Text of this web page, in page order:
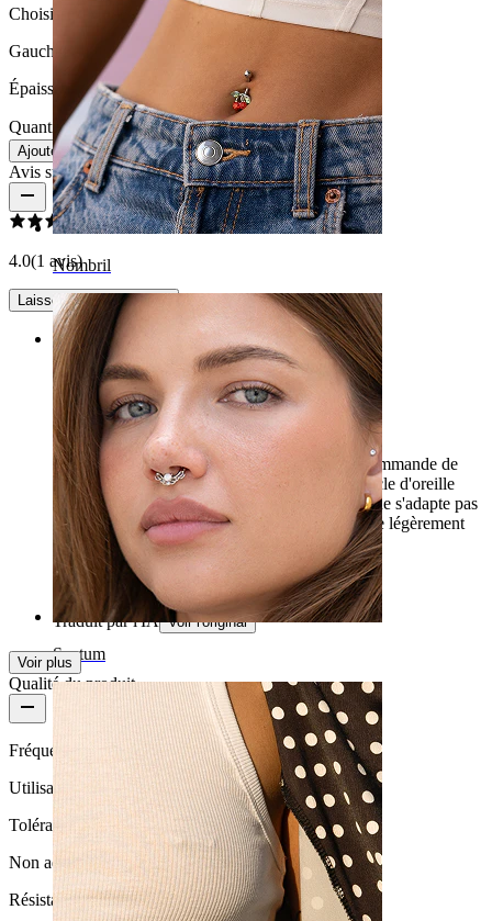
Nombril
Septum
Choisissez Modèle
Gauche
Épaisseur du fil:
Quantité : 1 Modifier
Ajouter au panier
Avis sur le produit
4.0(1 avis)
Laisser un commentaire
Rating
Beau mais...
La boucle d'oreille est magnifique, mais je recommande de
vérifier soigneusement l'épaisseur de votre boucle d'oreille
actuelle, car la forme est assez originale et elle ne s'adapte pas
à tous les piercings... Pour moi, elle s'est révélée légèrement
trop épaisse :(
Joanna Achat vérifié
Traduit par l'IA Voir l'original
Voir plus
Qualité du produit
Fréquence d'utilisation
Utilisation occasionnelle
Tolérance
Non adapté aux peaux sensibles
Résistance à l'eau